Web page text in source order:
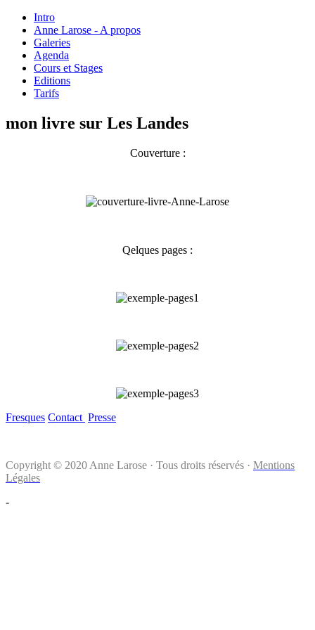
Intro
Anne Larose - A propos
Galeries
Agenda
Cours et Stages
Editions
Tarifs
mon livre sur Les Landes
Couverture :
Qelques pages :
Fresques Contact Presse
Copyright © 2020 Anne Larose · Tous droits réservés · Mentions
Légales
-